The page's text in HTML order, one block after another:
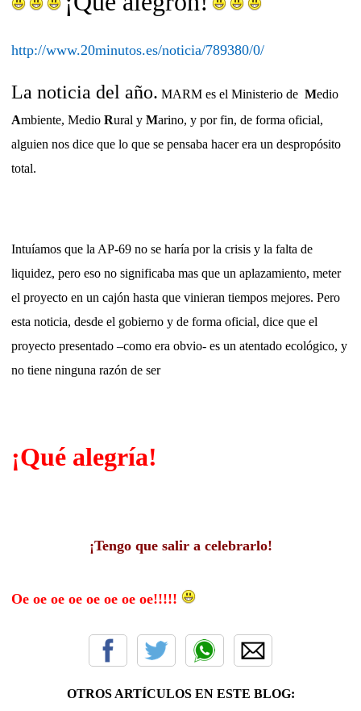
http://www.20minutos.es/noticia/789380/0/
La noticia del año. MARM es el Ministerio de Medio
Ambiente, Medio Rural y Marino, y por fin, de forma oficial,
alguien nos dice que lo que se pensaba hacer era un despropósito
total.
Intuíamos que la AP-69 no se haría por la crisis y la falta de
liquidez, pero eso no significaba mas que un aplazamiento, meter
el proyecto en un cajón hasta que vinieran tiempos mejores. Pero
esta noticia, desde el gobierno y de forma oficial, dice que el
proyecto presentado –como era obvio- es un atentado ecológico, y
no tiene ninguna razón de ser
¡Qué alegría!
¡Tengo que salir a celebrarlo!
Oe oe oe oe oe oe oe oe!!!!!
OTROS ARTÍCULOS EN ESTE BLOG: